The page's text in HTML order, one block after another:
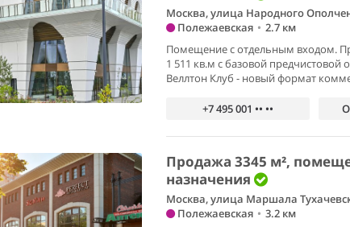
Москва, улица Народного
Полежаевская • 2.7 км
Помещение с отдельным входом.
1 511 кв.м с базовой
Веллтон Клуб - новый формат
+7 495 001 •• ••
Продажа 3345 м²,
назначения
Москва, улица Маршала
Полежаевская • 3.2 км